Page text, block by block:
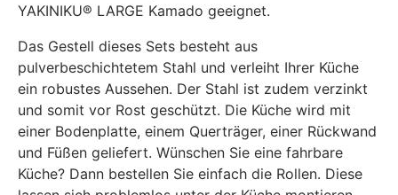
YAKINIKU® LARGE Kamado geeignet.
Das Gestell dieses Sets besteht aus
pulverbeschichtetem Stahl und verleiht Ihrer Küche
ein robustes Aussehen. Der Stahl ist zudem verzinkt
und somit vor Rost geschützt. Die Küche wird mit
einer Bodenplatte, einem Querträger, einer Rückwand
und Füßen geliefert. Wünschen Sie eine fahrbare
Küche? Dann bestellen Sie einfach die Rollen. Diese